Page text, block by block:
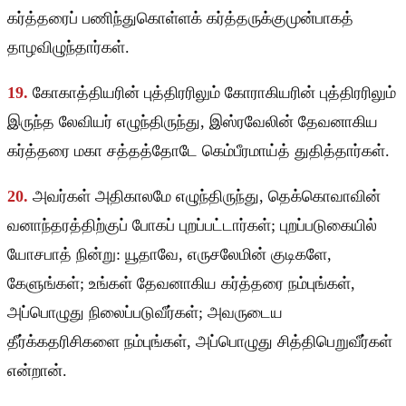
கர்த்தரைப் பணிந்துகொள்ளக் கர்த்தருக்குமுன்பாகத்
தாழவிழுந்தார்கள்.
19. கோகாத்தியரின் புத்திரரிலும் கோராகியரின் புத்திரரிலும்
இருந்த லேவியர் எழுந்திருந்து, இஸ்ரவேலின் தேவனாகிய
கர்த்தரை மகா சத்தத்தோடே கெம்பீரமாய்த் துதித்தார்கள்.
20. அவர்கள் அதிகாலமே எழுந்திருந்து, தெக்கொவாவின்
வனாந்தரத்திற்குப் போகப் புறப்பட்டார்கள்; புறப்படுகையில்
யோசபாத் நின்று: யூதாவே, எருசலேமின் குடிகளே,
கேளுங்கள்; உங்கள் தேவனாகிய கர்த்தரை நம்புங்கள்,
அப்பொழுது நிலைப்படுவீர்கள்; அவருடைய
தீர்க்கதரிசிகளை நம்புங்கள், அப்பொழுது சித்திபெறுவீர்கள்
என்றான்.